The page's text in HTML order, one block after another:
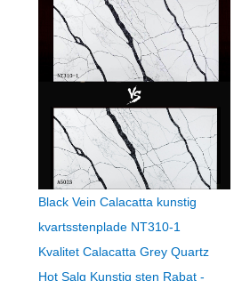
Black Vein Calacatta kunstig
kvartsstenplade NT310-1
Kvalitet Calacatta Grey Quartz
Hot Salg Kunstig sten Rabat -